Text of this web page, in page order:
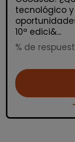
tecnológico
10ª edici&...
% de